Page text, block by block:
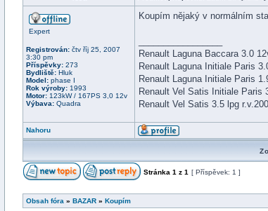
Expert
Registrován: čtv říj 25, 2007
3:30 pm
Příspěvky: 273
Bydliště: Hluk
Model: phase I
Rok výroby: 1993
Motor: 123kW / 167PS 3,0 12v
Výbava: Quadra
Koupím nějaký v normálním
Renault Laguna Baccara 3.0
Renault Laguna Initiale Paris
Renault Laguna Initiale Paris
Renault Vel Satis Initiale Paris
Renault Vel Satis 3.5 lpg
Nahoru
Stránka 1 z 1 [ Příspěvek: 1 ]
Obsah fóra » BAZAR » Koupím